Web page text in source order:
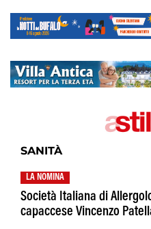
SANITÀ
LA NOMINA
Società Italiana di
capaccese Vincenzo